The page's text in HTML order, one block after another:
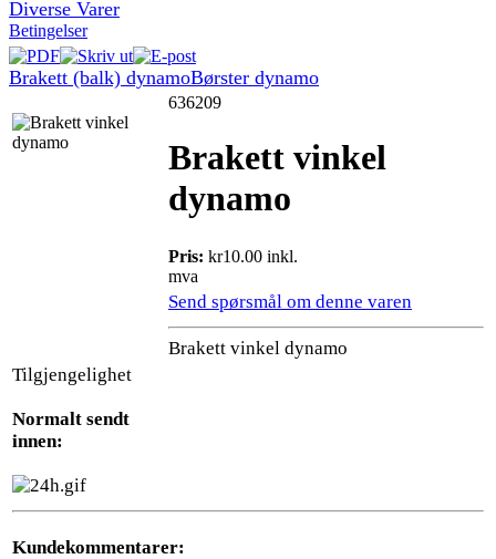
Diverse Varer
Betingelser
Brakett (balk) dynamoBørster dynamo
636209
Brakett vinkel
dynamo
Pris: kr10.00 inkl.
mva
Send spørsmål om denne varen
Brakett vinkel dynamo
Tilgjengelighet
Normalt sendt
innen:
Kundekommentarer: